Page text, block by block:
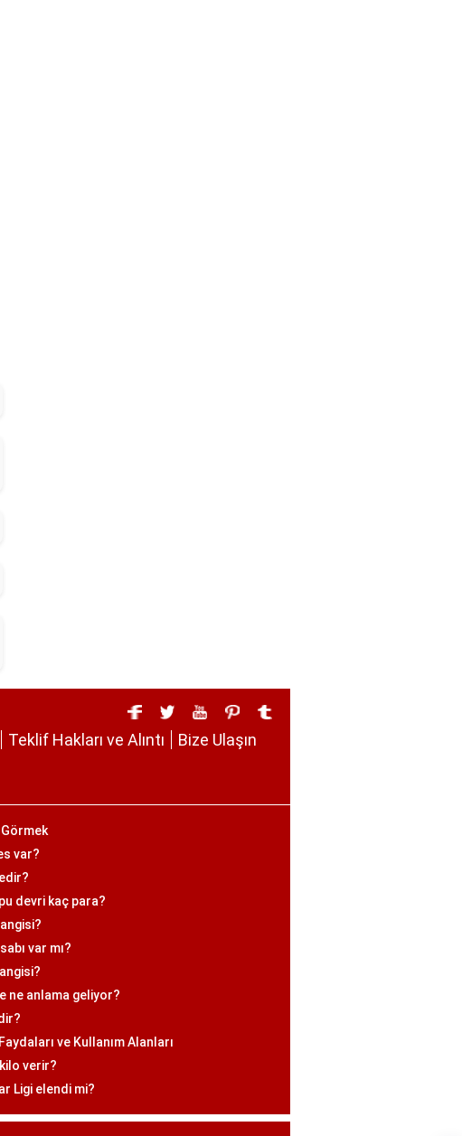
Teklif Hakları ve Alıntı Bize Ulaşın
var?
devri kaç para?
var mı?
ne anlama geliyor?
ve Kullanım Alanları
verir?
Ligi elendi mi?